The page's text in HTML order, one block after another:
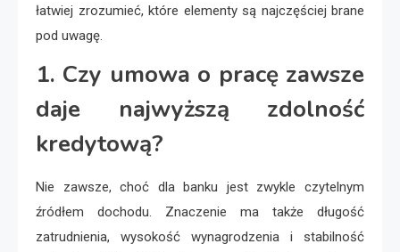
łatwiej zrozumieć, które elementy są najczęściej brane
pod uwagę.
1. Czy umowa o pracę zawsze
daje najwyższą zdolność
kredytową?
Nie zawsze, choć dla banku jest zwykle czytelnym
źródłem dochodu. Znaczenie ma także długość
zatrudnienia, wysokość wynagrodzenia i stabilność